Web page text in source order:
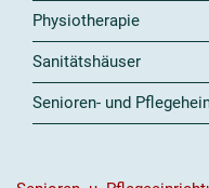
Physiotherapie
Sanitätshäuser
Senioren- und